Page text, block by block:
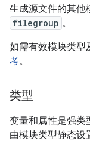
生成源文件的其他
filegroup 。
如需有效模块类型
考。
类型
变量和属性是强类
由模块类型静态设